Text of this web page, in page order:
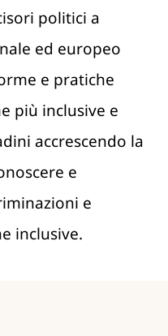
politici a
ed europeo
e pratiche
più inclusive e
accrescendo la
e
e
inclusive.